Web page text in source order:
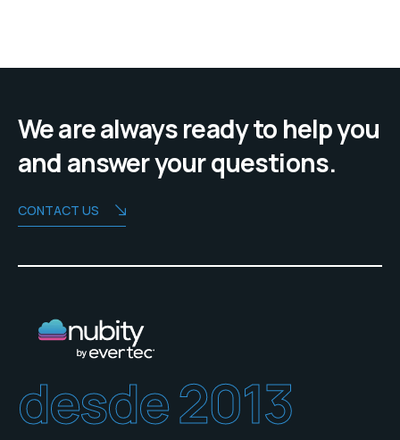
We are always ready to help you
and answer your questions.
CONTACT US
desde 2013